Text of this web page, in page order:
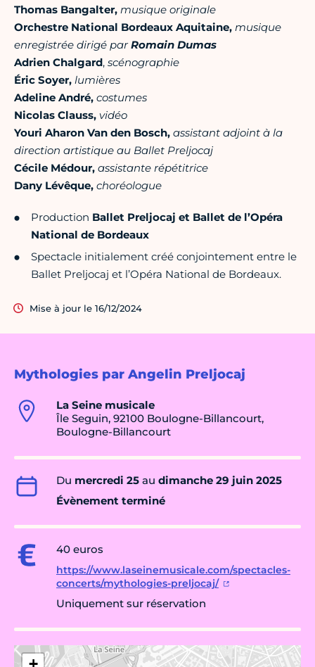
Mythologies par Angelin Preljocaj
La Seine musicale
Île Seguin, 92100 Boulogne-Billancourt,
Boulogne-Billancourt
Du mercredi 25 au dimanche 29 juin 2025
Évènement terminé
40 euros
https://www.laseinemusicale.com/spectacles-
concerts/mythologies-preljocaj/
Uniquement sur réservation
Thomas Bangalter, musique originale
Orchestre National Bordeaux Aquitaine, musique
enregistrée dirigé parRomain Dumas
Adrien Chalgard, scénographie
Éric Soyer, lumières
Adeline André, costumes
Nicolas Clauss, vidéo
Youri Aharon Van den Bosch, assistant adjoint à la
direction artistique au Ballet Preljocaj
Cécile Médour, assistante répétitrice
Dany Lévêque, choréologue
Production Ballet Preljocaj et Ballet de l’Opéra
National de Bordeaux
Spectacle initialement créé conjointement entre le
Ballet Preljocaj et l’Opéra National de Bordeaux.
Mise à jour le 16/12/2024